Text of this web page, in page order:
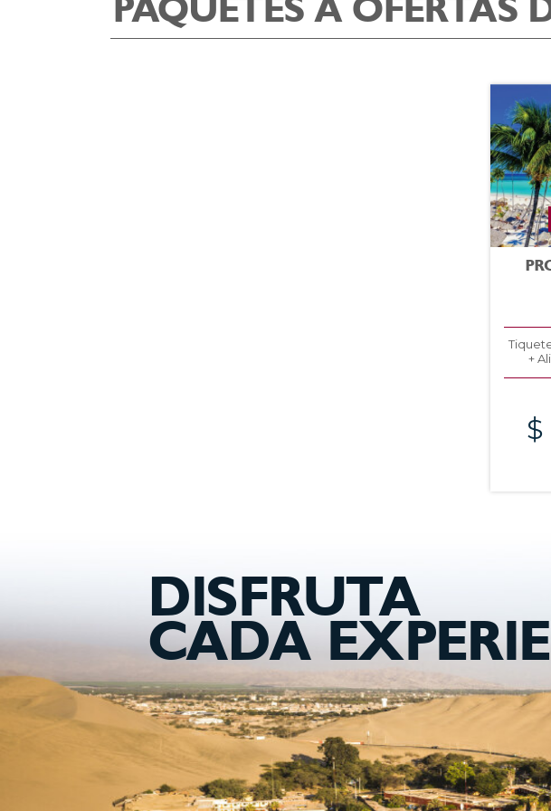
PAQUETES A OFERTAS
+
$
DISFRUTA
CADA